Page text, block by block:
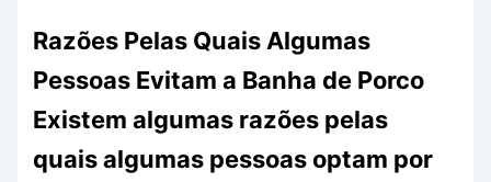
Razões Pelas Quais Algumas
Pessoas Evitam a Banha de Porco
Existem algumas razões pelas
quais algumas pessoas optam por